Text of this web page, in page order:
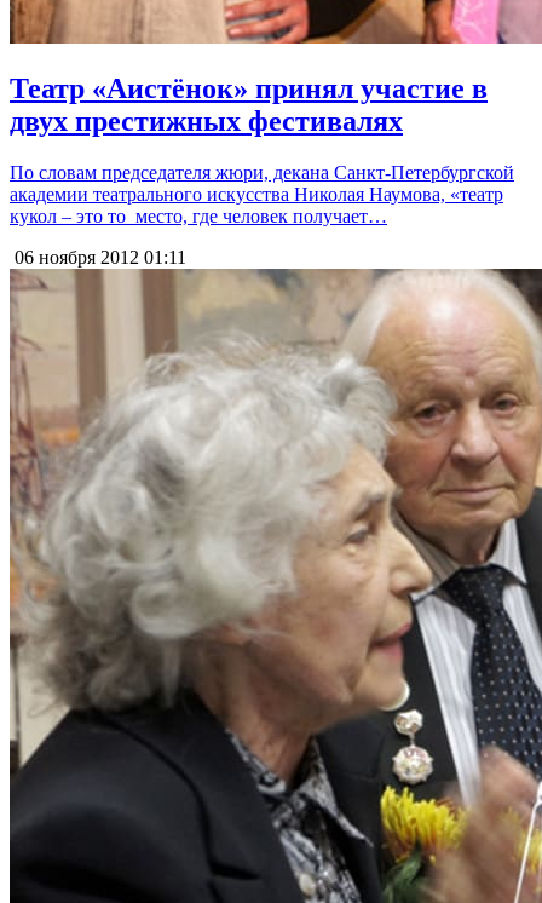
Театр «Аистёнок» принял участие в
двух престижных фестивалях
По словам председателя жюри, декана Санкт-Петербургской
академии театрального искусства Николая Наумова, «театр
кукол – это то место, где человек получает…
06 ноября 2012 01:11